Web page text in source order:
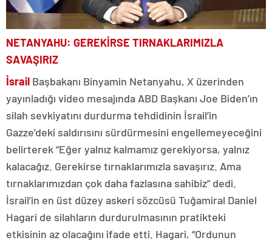
NETANYAHU: GEREKİRSE TIRNAKLARIMIZLA
SAVAŞIRIZ
İsrail Başbakanı Binyamin Netanyahu, X üzerinden
yayınladığı video mesajında ABD Başkanı Joe Biden’ın
silah sevkiyatını durdurma tehdidinin İsrail’in
Gazze’deki saldırısını sürdürmesini engellemeyeceğini
belirterek “Eğer yalnız kalmamız gerekiyorsa, yalnız
kalacağız. Gerekirse tırnaklarımızla savaşırız. Ama
tırnaklarımızdan çok daha fazlasına sahibiz” dedi.
İsrail’in en üst düzey askeri sözcüsü Tuğamiral Daniel
Hagari de silahların durdurulmasının pratikteki
etkisinin az olacağını ifade etti. Hagari, “Ordunun